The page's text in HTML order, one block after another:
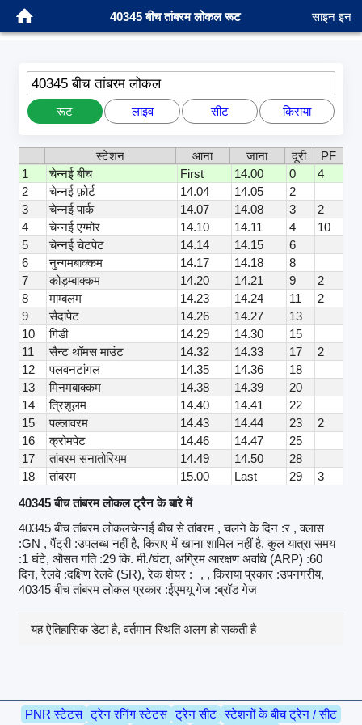
40345 बीच तांबरम लोकल रूट साइन इन
40345 बीच तांबरम लोकल
रूट लाइव सीट किराया
स्टेशन आना जाना दूरी
PF
1
चेन्नई बीच First 14.00 0
4
2
चेन्नई फ़ोर्ट 14.04 14.05
2
3
चेन्नई पार्क 14.07 14.08 3
2
4
चेन्नई एग्मोर 14.10 14.11 4
10
5
चेन्नई चेटपेट 14.14 14.15
6
6
नुन्गमबाक्कम 14.17 14.18
8
7
कोड़म्बाक्कम 14.20 14.21 9
2
8
माम्बलम 14.23 14.24 11
2
9
सैदापेट 14.26 14.27
13
10
गिंडी 14.29 14.30
15
11
सैन्ट थॉमस माउंट 14.32 14.33 17
2
12
पलवनटांगल 14.35 14.36
18
13
मिनमबाक्कम 14.38 14.39
20
14
त्रिशूलम 14.40 14.41
22
15
पल्लावरम 14.43 14.44 23
2
16
क्रोमपेट 14.46 14.47
25
17
तांबरम सनातोरियम 14.49 14.50
28
18
तांबरम 15.00 Last 29
3
40345 बीच तांबरम लोकल ट्रैन के बारे में
40345 बीच तांबरम लोकलचेन्नई बीच से तांबरम , चलने के दिन :र , क्लास
:GN , पैंट्री :उपलब्ध नहीं है, किराए में खाना शामिल नहीं है, कुल यात्रा समय
:1 घंटे, औसत गति :29 कि. मी./घंटा, अग्रिम आरक्षण अवधि (ARP) :60
दिन, रेलवे :दक्षिण रेलवे (SR), रेक शेयर :
, , किराया प्रकार :उपनगरीय,
40345 बीच तांबरम लोकल प्रकार :ईएमयू गेज :ब्रॉड गेज
यह ऐतिहासिक डेटा है, वर्तमान स्थिति अलग हो सकती है
PNR स्टेटस ट्रेन रनिंग स्टेटस ट्रेन सीट स्टेशनों के बीच ट्रेन / सीट